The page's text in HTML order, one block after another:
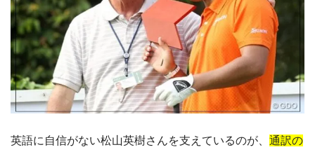
英語に自信がない松山英樹さんを支えているのが、 通訳の